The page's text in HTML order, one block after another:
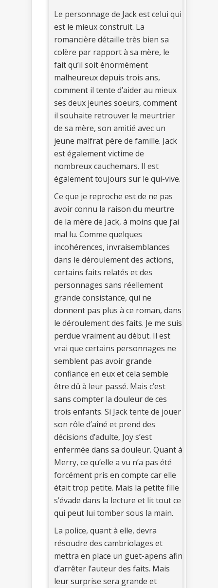
Le personnage de Jack est celui qui
est le mieux construit. La
romancière détaille très bien sa
colère par rapport à sa mère, le
fait qu’il soit énormément
malheureux depuis trois ans,
comment il tente d’aider au mieux
ses deux jeunes soeurs, comment
il souhaite retrouver le meurtrier
de sa mère, son amitié avec un
jeune malfrat père de famille. Jack
est également victime de
nombreux cauchemars. Il est
également toujours sur le qui-vive.
Ce que je reproche est de ne pas
avoir connu la raison du meurtre
de la mère de Jack, à moins que j’ai
mal lu. Comme quelques
incohérences, invraisemblances
dans le déroulement des actions,
certains faits relatés et des
personnages sans réellement
grande consistance, qui ne
donnent pas plus à ce roman, dans
le déroulement des faits. Je me suis
perdue vraiment au début. Il est
vrai que certains personnages ne
semblent pas avoir grande
confiance en eux et cela semble
être dû à leur passé. Mais c’est
sans compter la douleur de ces
trois enfants. Si Jack tente de jouer
son rôle d’aîné et prend des
décisions d’adulte, Joy s’est
enfermée dans sa douleur. Quant à
Merry, ce qu’elle a vu n’a pas été
forcément pris en compte car elle
était trop petite. Mais la petite fille
s’évade dans la lecture et lit tout ce
qui peut lui tomber sous la main.
La police, quant à elle, devra
résoudre des cambriolages et
mettra en place un guet-apens afin
d’arrêter l’auteur des faits. Mais
leur surprise sera grande et